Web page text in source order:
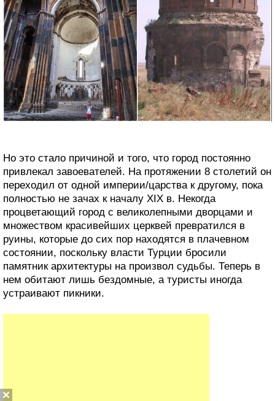
Но это стало причиной и того, что город постоянно
привлекал завоевателей. На протяжении 8 столетий он
переходил от одной империи/царства к другому, пока
полностью не зачах к началу XIX в. Некогда
процветающий город с великолепными дворцами и
множеством красивейших церквей превратился в
руины, которые до сих пор находятся в плачевном
состоянии, поскольку власти Турции бросили
памятник архитектуры на произвол судьбы. Теперь в
нем обитают лишь бездомные, а туристы иногда
устраивают пикники.